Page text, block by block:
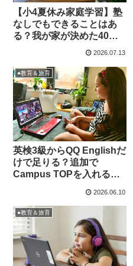
【小4夏休み家庭学習】塾
なしでもできることはあ
る？我が家が決めた40日
の学習計画と時間割
2026.07.13
●教育＆旅育
英検3級からQQ Englishだ
けで足りる？追加で
Campus TOPを入れるべ
2026.06.10
●教育＆旅育